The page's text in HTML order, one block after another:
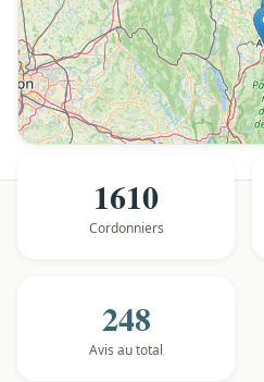
1610
Cordonniers
248
Avis au total